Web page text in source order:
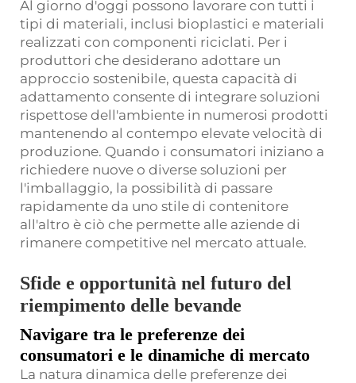
Al giorno d'oggi possono lavorare con tutti i
tipi di materiali, inclusi bioplastici e materiali
realizzati con componenti riciclati. Per i
produttori che desiderano adottare un
approccio sostenibile, questa capacità di
adattamento consente di integrare soluzioni
rispettose dell'ambiente in numerosi prodotti
mantenendo al contempo elevate velocità di
produzione. Quando i consumatori iniziano a
richiedere nuove o diverse soluzioni per
l'imballaggio, la possibilità di passare
rapidamente da uno stile di contenitore
all'altro è ciò che permette alle aziende di
rimanere competitive nel mercato attuale.
Sfide e opportunità nel futuro del
riempimento delle bevande
Navigare tra le preferenze dei
consumatori e le dinamiche di mercato
La natura dinamica delle preferenze dei